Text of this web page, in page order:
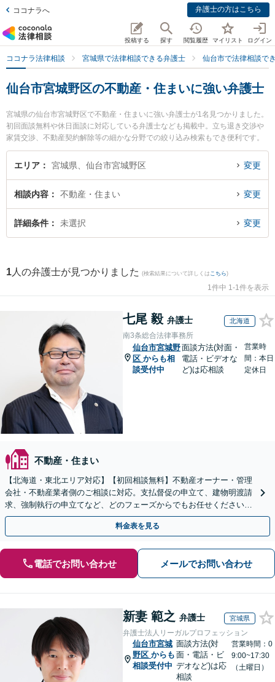
ココナラへ 弁護士の方はこちら
投稿する 探す 閲覧履歴 マイリスト ログイン
ココナラ法律相談 宮城県で法律相談できる弁護士 仙台市で法律相談で
仙台市宮城野区の不動産・住まいに強い弁護士
宮城県の仙台市宮城野区で不動産・住まいに強い弁護士が1名見つかりました。
初回面談無料や休日面談に対応している弁護士なども掲載中。立ち退き交渉や
家賃交渉、不動産契約解除等の細かな分野での絞り込み検索もでき便利です。
特に弁護士法人法律事務所せんだいの田中 航弁護士のプロフィール情報や弁護
士費用、強みなどが注目されています。『仙台市宮城野区で土日や夜間に発生
で不動産・住まいを法律相談できる仙台市宮城野区内の弁護士に相談予約した
い』などでお困りの相談者さんにおすすめです。
エリア 宮城県、仙台市宮城野区 変更
相談内容 不動産・住まい 変更
詳細条件 未選択 変更
1 人の弁護士が見つかりました (検索結果について詳しくは こちら)
1件中 1-1件を表示
七尾 毅 弁護士 北海道
南3条総合法律事務所
仙台市宮城野
区 からも相
談受付中
面談方法(対面・
電話・ビデオな
ど)は応相談
営業時
間：本日
定休日
不動産・住まい
【北海道・東北エリア対応】【初回相談無料】不動産オーナー・管理
会社・不動産業者側のご相談に対応。支払督促の申立て、建物明渡請
求、強制執行の申立てなど、どのフェーズからでもお任せください。
他士業ともワンストップで対応可能【休日・夜間面談OK】
料金表を見る
電話でお問い合わせ メールでお問い合わせ
新妻 範之 弁護士 宮城県
弁護士法人リーガルプロフェッション
仙台市宮城
野区 からも
相談受付中
面談方法(対
面・電話・ビ
デオなど)は応
相談
営業時間：0
9:00~17:30
（土曜日）